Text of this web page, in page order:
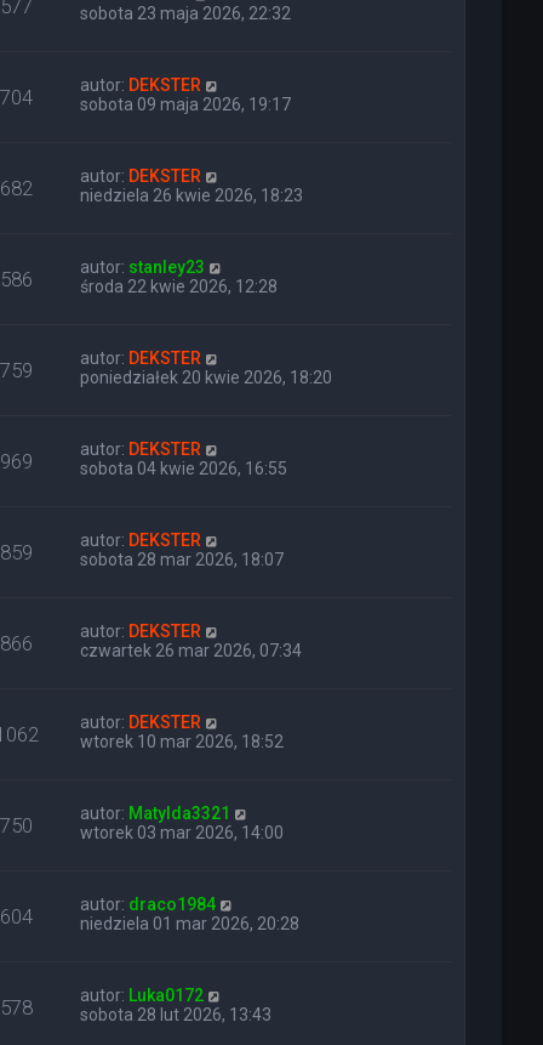
577
sobota 23 maja 2026, 22:32
704 autor: DEKSTER
sobota 09 maja 2026, 19:17
682 autor: DEKSTER
niedziela 26 kwie 2026, 18:23
586 autor: stanley23
środa 22 kwie 2026, 12:28
759 autor: DEKSTER
poniedziałek 20 kwie 2026, 18:20
969 autor: DEKSTER
sobota 04 kwie 2026, 16:55
859 autor: DEKSTER
sobota 28 mar 2026, 18:07
866 autor: DEKSTER
czwartek 26 mar 2026, 07:34
autor: DEKSTER
wtorek 10 mar 2026, 18:52
750 autor: Matylda3321
wtorek 03 mar 2026, 14:00
604 autor: draco1984
niedziela 01 mar 2026, 20:28
578 autor: Luka0172
sobota 28 lut 2026, 13:43